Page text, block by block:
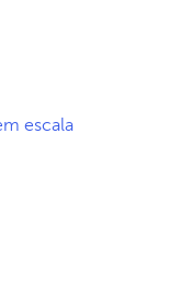
escala